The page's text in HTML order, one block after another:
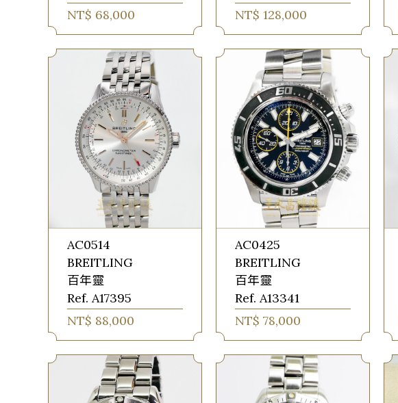
NT$ 68,000
NT$ 128,000
AC0514
BREITLING
百年靈
Ref. A17395
NT$ 88,000
AC0425
BREITLING
百年靈
Ref. A13341
NT$ 78,000